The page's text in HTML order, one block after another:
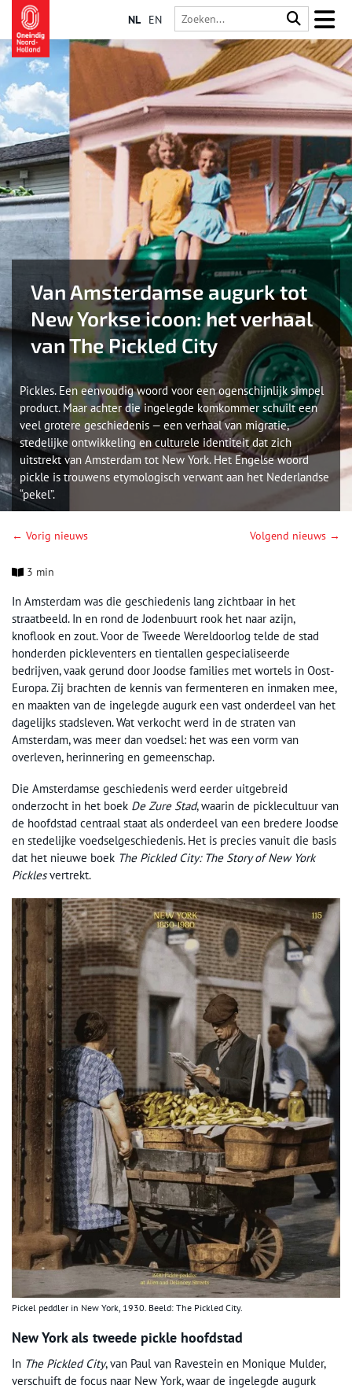
NL EN
Van Amsterdamse augurk tot
New Yorkse icoon: het verhaal
van The Pickled City
Pickles. Een eenvoudig woord voor een ogenschijnlijk simpel
product. Maar achter die ingelegde komkommer schuilt een
veel grotere geschiedenis — een verhaal van migratie,
stedelijke ontwikkeling en culturele identiteit dat zich
uitstrekt van Amsterdam tot New York. Het Engelse woord
pickle is trouwens etymologisch verwant aan het Nederlandse
“pekel”.
← Vorig nieuws Volgend nieuws →
3 min
In Amsterdam was die geschiedenis lang zichtbaar in het
straatbeeld. In en rond de Jodenbuurt rook het naar azijn,
knoflook en zout. Voor de Tweede Wereldoorlog telde de stad
honderden pickleventers en tientallen gespecialiseerde
bedrijven, vaak gerund door Joodse families met wortels in Oost-
Europa. Zij brachten de kennis van fermenteren en inmaken mee,
en maakten van de ingelegde augurk een vast onderdeel van het
dagelijks stadsleven. Wat verkocht werd in de straten van
Amsterdam, was meer dan voedsel: het was een vorm van
overleven, herinnering en gemeenschap.
Die Amsterdamse geschiedenis werd eerder uitgebreid
onderzocht in het boek De Zure Stad, waarin de picklecultuur van
de hoofdstad centraal staat als onderdeel van een bredere Joodse
en stedelijke voedselgeschiedenis. Het is precies vanuit die basis
dat het nieuwe boek The Pickled City: The Story of New York
Picklesvertrekt.
Pickel peddler in New York, 1930. Beeld: The Pickled City.
New York als tweede pickle hoofdstad
In The Pickled City, van Paul van Ravestein en Monique Mulder,
verschuift de focus naar New York, waar de ingelegde augurk